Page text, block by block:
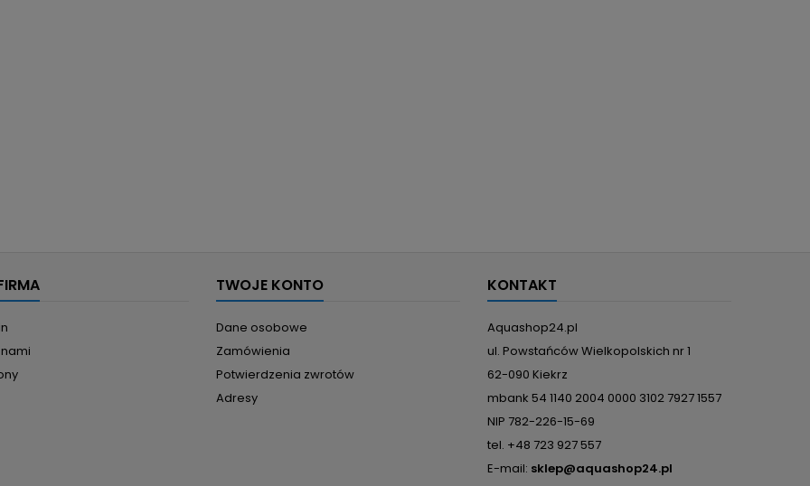
TWOJE KONTO
Dane osobowe
Zamówienia
Potwierdzenia zwrotów
Adresy
KONTAKT
Aquashop24.pl
ul. Powstańców Wielkopolskich nr 1
62-090 Kiekrz
mbank 54 1140 2004 0000 3102 7927 1557
NIP 782-226-15-69
tel. +48 723 927 557
E-mail: sklep@aquashop24.pl